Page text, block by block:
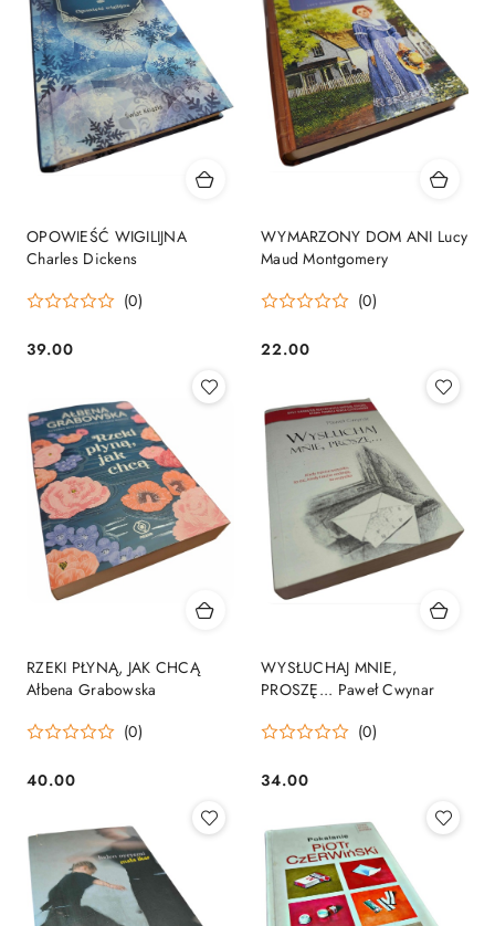
OPOWIEŚĆ WIGILIJNA
Charles Dickens
(0)
Cena:
39.00
WYMARZONY DOM ANI Lucy
Maud Montgomery
(0)
Cena:
22.00
RZEKI PŁYNĄ, JAK CHCĄ
Ałbena Grabowska
(0)
Cena:
40.00
WYSŁUCHAJ MNIE,
PROSZĘ... Paweł Cwynar
(0)
Cena:
34.00